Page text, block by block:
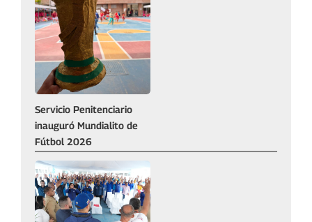
Servicio Penitenciario
inauguró Mundialito de
Fútbol 2026‎